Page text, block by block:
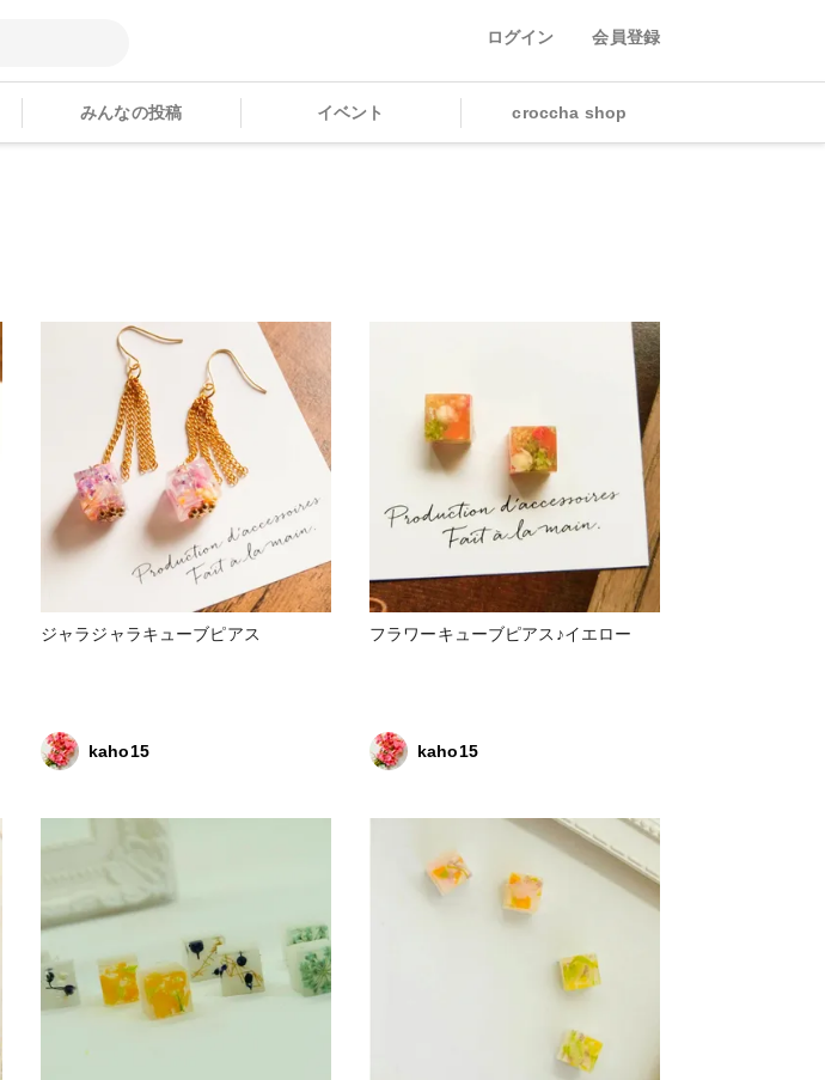
ログイン 会員登録
みんなの投稿 イベント croccha shop
ジャラジャラキューブピアス
kaho15
フラワーキューブピアス♪イエロー
kaho15